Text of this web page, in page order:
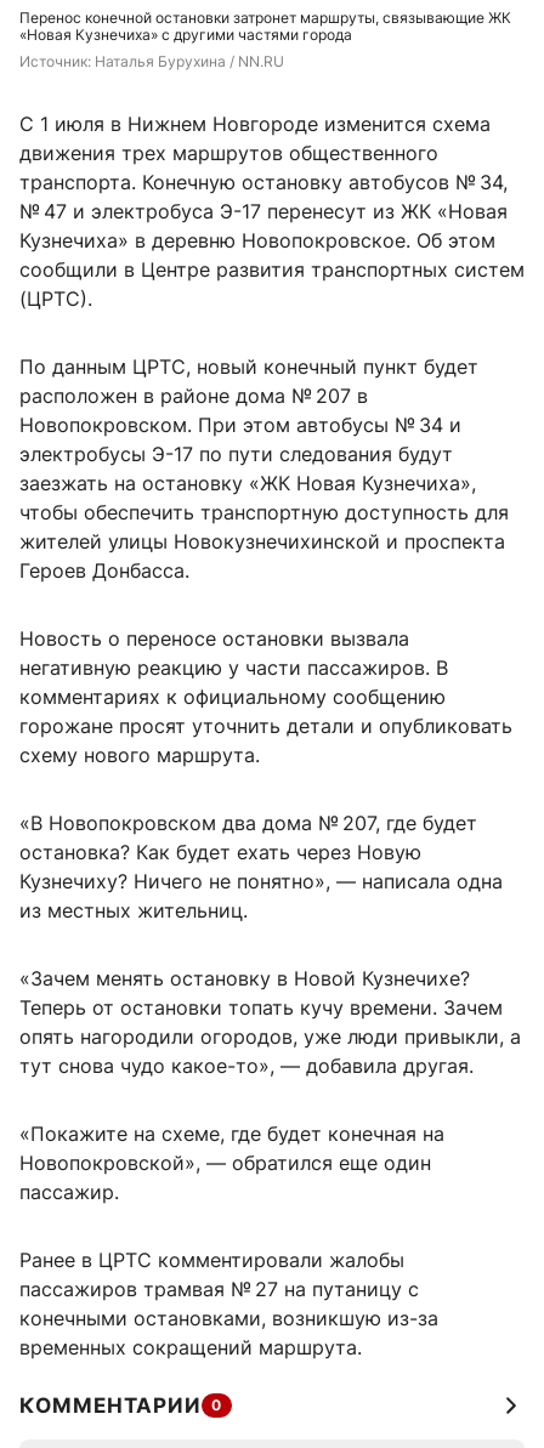
Перенос конечной остановки затронет маршруты, связывающие ЖК
«Новая Кузнечиха» с другими частями города
Источник: Наталья Бурухина / NN.RU
С 1 июля в Нижнем Новгороде изменится схема
движения трех маршрутов общественного
транспорта. Конечную остановку автобусов № 34,
№ 47 и электробуса Э-17 перенесут из ЖК «Новая
Кузнечиха» в деревню Новопокровское. Об этом
сообщили в Центре развития транспортных систем
(ЦРТС).
По данным ЦРТС, новый конечный пункт будет
расположен в районе дома № 207 в
Новопокровском. При этом автобусы № 34 и
электробусы Э-17 по пути следования будут
заезжать на остановку «ЖК Новая Кузнечиха»,
чтобы обеспечить транспортную доступность для
жителей улицы Новокузнечихинской и проспекта
Героев Донбасса.
Новость о переносе остановки вызвала
негативную реакцию у части пассажиров. В
комментариях к официальному сообщению
горожане просят уточнить детали и опубликовать
схему нового маршрута.
«В Новопокровском два дома № 207, где будет
остановка? Как будет ехать через Новую
Кузнечиху? Ничего не понятно», — написала одна
из местных жительниц.
«Зачем менять остановку в Новой Кузнечихе?
Теперь от остановки топать кучу времени. Зачем
опять нагородили огородов, уже люди привыкли, а
тут снова чудо какое-то», — добавила другая.
«Покажите на схеме, где будет конечная на
Новопокровской», — обратился еще один
пассажир.
Ранее в ЦРТС комментировали жалобы
пассажиров трамвая № 27 на путаницу с
конечными остановками, возникшую из-за
временных сокращений маршрута.
КОММЕНТАРИИ 0